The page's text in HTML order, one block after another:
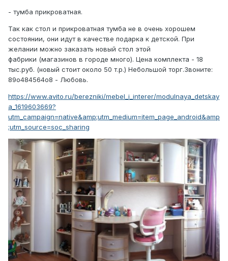
- тумба прикроватная.
Так как стол и прикроватная тумба не в очень хорошем
состоянии, они идут в качестве подарка к детской. При
желании можно заказать новый стол этой
фабрики (магазинов в городе много). Цена комплекта - 18
тыс.руб. (новый стоит около 50 т.р.) Небольшой торг.Звоните:
89о484564о8 - Любовь.
https://www.avito.ru/berezniki/mebel_i_interer/modulnaya_detskay
a_1619603669?
utm_campaign=native&amp;utm_medium=item_page_android&amp
;utm_source=soc_sharing